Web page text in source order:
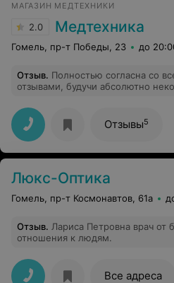
МАГАЗИН МЕДТЕХНИКИ
2.0 Медтехника
Гомель, пр-т Победы, 23 до
Отзыв. Полностью согласна со
отзывами, будучи абсолютно
Продавцы хамы (извините) и
некомпетентны!
Отзывы5
Люкс-Оптика
Гомель, пр-т Космонавтов, 61а
Отзыв. Лариса Петровна врач от
отношения к людям.
Все адреса